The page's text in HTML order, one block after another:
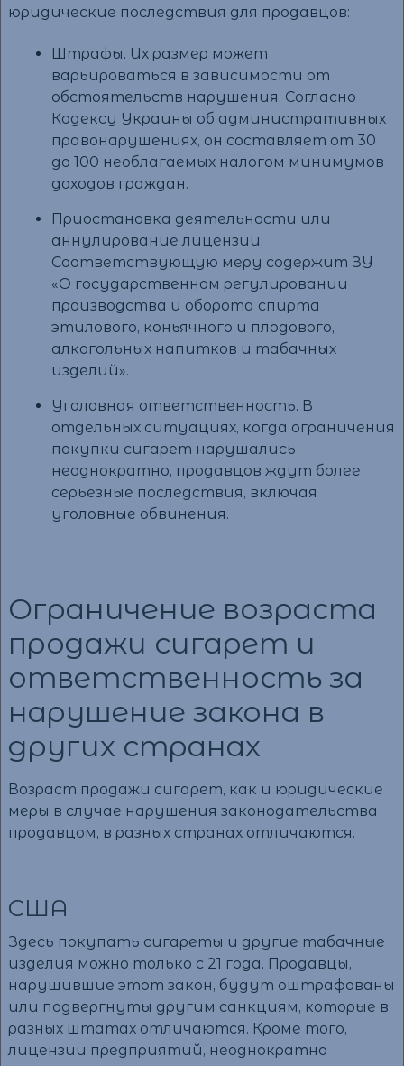
юридические последствия для продавцов:
Штрафы. Их размер может
варьироваться в зависимости от
обстоятельств нарушения. Согласно
Кодексу Украины об административных
правонарушениях, он составляет от 30
до 100 необлагаемых налогом минимумов
доходов граждан.
Приостановка деятельности или
аннулирование лицензии.
Соответствующую меру содержит ЗУ
«О государственном регулировании
производства и оборота спирта
этилового, коньячного и плодового,
алкогольных напитков и табачных
изделий».
Уголовная ответственность. В
отдельных ситуациях, когда ограничения
покупки сигарет нарушались
неоднократно, продавцов ждут более
серьезные последствия, включая
уголовные обвинения.
Ограничение возраста
продажи сигарет и
ответственность за
нарушение закона в
других странах
Возраст продажи сигарет, как и юридические
меры в случае нарушения законодательства
продавцом, в разных странах отличаются.
США
Здесь покупать сигареты и другие табачные
изделия можно только с 21 года. Продавцы,
нарушившие этот закон, будут оштрафованы
или подвергнуты другим санкциям, которые в
разных штатах отличаются. Кроме того,
лицензии предприятий, неоднократно